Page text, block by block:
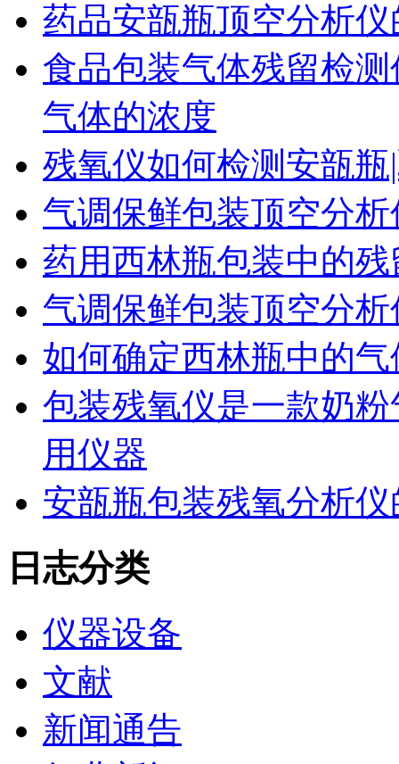
药品安瓿瓶顶空分析
食品包装气体残留检
气体的浓度
残氧仪如何检测安瓿
气调保鲜包装顶空分
药用西林瓶包装中的
气调保鲜包装顶空分
如何确定西林瓶中的
包装残氧仪是一款奶
用仪器
安瓿瓶包装残氧分析
日志分类
仪器设备
文献
新闻通告